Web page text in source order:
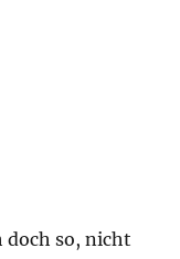
doch so, nicht